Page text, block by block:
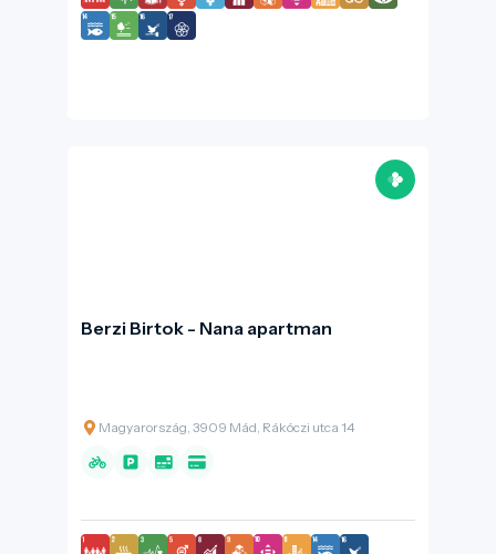
Berzi Birtok - Nana apartman
Magyarország, 3909 Mád, Rákóczi utca 14